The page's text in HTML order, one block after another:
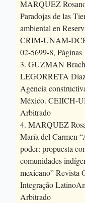
MARQUEZ
Paradojas de las
ambiental en
CRIM-UNAM-
02-5699-8,
3. GUZMAN
LEGORRETA
Agencia
México. CEIICH-
Arbitrado
4. MARQUEZ
María del Carmen
poder: propuesta
comunidades
mexicano” Revista
Integração
Arbitrado